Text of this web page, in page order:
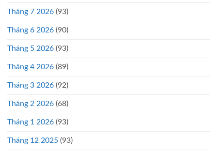
Tháng 7 2026 (93)
Tháng 6 2026 (90)
Tháng 5 2026 (93)
Tháng 4 2026 (89)
Tháng 3 2026 (92)
Tháng 2 2026 (68)
Tháng 1 2026 (93)
Tháng 12 2025 (93)